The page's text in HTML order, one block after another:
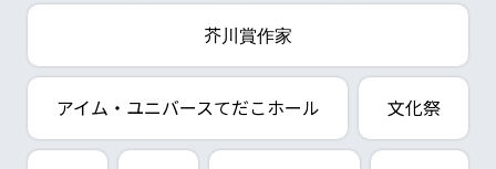
芥川賞作家
アイム・ユニバースてだこホール 文化祭